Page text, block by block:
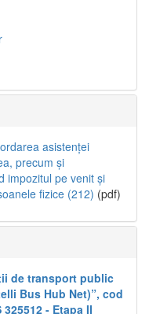
asistenței
precum și
impozitul pe venit și
fizice (212) (pdf)
de transport public
Bus Hub Net)”, cod
325512 - Etapa II